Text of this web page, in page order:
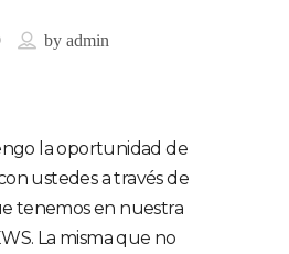
by admin
la oportunidad de
ustedes a través de
tenemos en nuestra
La misma que no